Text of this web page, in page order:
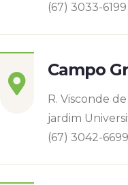
(67) 3033-
Campo
R. Visconde
jardim
(67) 3042-